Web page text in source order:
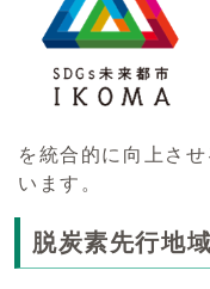
を統合的に向上さ
います。
脱炭素先行地域